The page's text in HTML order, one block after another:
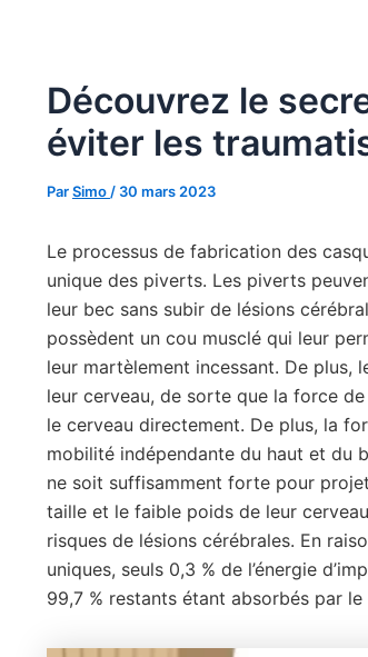
Découvrez le
éviter les
ParSimo / 30 mars 2023
Le processus de fabrication des
unique des piverts. Les piverts
leur bec sans subir de lésions
possèdent un cou musclé qui leur
leur martèlement incessant. De plus,
leur cerveau, de sorte que la force
le cerveau directement. De plus, la
mobilité indépendante du haut et du
ne soit suffisamment forte pour
taille et le faible poids de leur
risques de lésions cérébrales. En
uniques, seuls 0,3 % de l’énergie
99,7 % restants étant absorbés par le